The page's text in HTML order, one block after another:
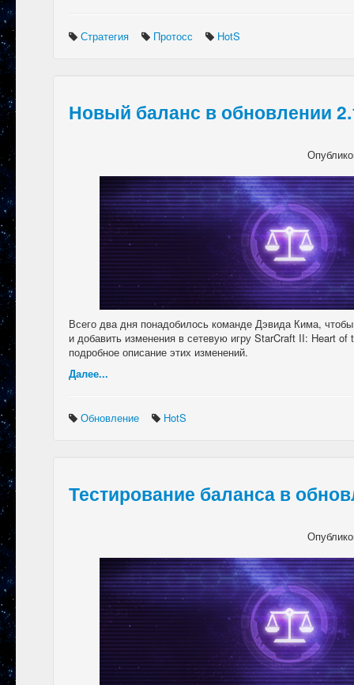
Стратегия Протосс HotS
Новый баланс в обновлении
Всего два дня понадобилось команде Дэвида Кима,
и добавить изменения в сетевую игру StarCraft II: Heart
подробное описание этих изменений.
Далее...
Обновление HotS
Тестирование баланса в